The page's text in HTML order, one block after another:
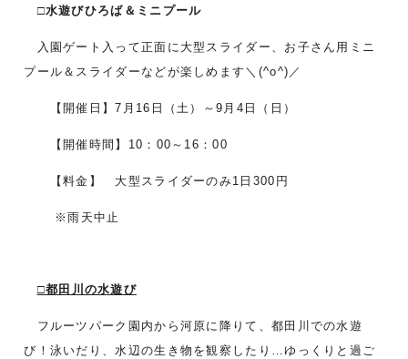
□水遊びひろば＆ミニプール
入園ゲート入って正面に大型スライダー、お子さん用ミニ
プール＆スライダーなどが楽しめます＼(^o^)／
【開催日】7月16日（土）～9月4日（日）
【開催時間】10：00～16：00
【料金】 大型スライダーのみ1日300円
※雨天中止
□都田川の水遊び
フルーツパーク園内から河原に降りて、都田川での水遊
び！泳いだり、水辺の生き物を観察したり…ゆっくりと過ご